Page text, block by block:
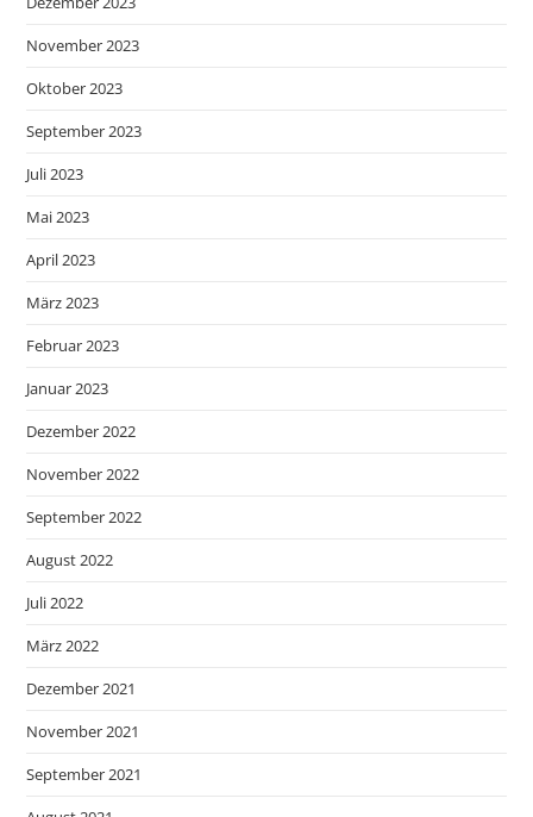
November 2023
Oktober 2023
September 2023
Juli 2023
Mai 2023
April 2023
März 2023
Februar 2023
Januar 2023
Dezember 2022
November 2022
September 2022
August 2022
Juli 2022
März 2022
Dezember 2021
November 2021
September 2021